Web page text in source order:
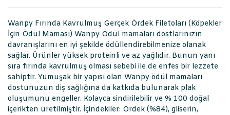
Wanpy Fırında Kavrulmuş Gerçek Ördek Filetoları (Köpekler
İçin Ödül Maması) Wanpy Ödül mamaları dostlarınızın
davranışlarını en iyi şekilde ödüllendirebilmenize olanak
sağlar. Ürünler yüksek proteinli ve az yağlıdır. Bunun yanı
sıra fırında kavrulmuş olması sebebi ile de enfes bir lezzete
sahiptir. Yumuşak bir yapısı olan Wanpy ödül mamaları
dostunuzun diş sağlığına da katkıda bulunarak plak
oluşumunu engeller. Kolayca sindirilebilir ve % 100 doğal
içerikten üretilmiştir. İçindekiler: Ördek (%84), gliserin,